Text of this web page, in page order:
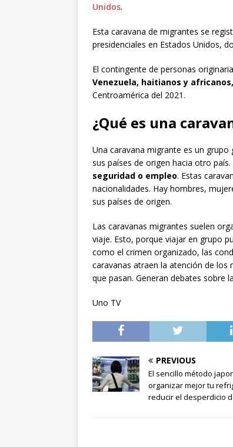
Unidos.
Esta caravana de migrantes se
presidenciales en Estados Unidos,
El contingente de personas
Venezuela, haitianos y africanos,
Centroamérica del 2021.
¿Qué es una
Una caravana migrante es un
sus países de origen hacia otro
seguridad o empleo. Estas
nacionalidades. Hay hombres,
sus países de origen.
Las caravanas migrantes suelen
viaje. Esto, porque viajar en grupo
como el crimen organizado, las
caravanas atraen la atención de los
que pasan. Generan debates sobre
Uno TV
PREVIOUS
El sencillo método
organizar mejor tu
reducir el desperdicio